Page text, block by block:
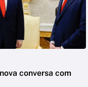
conversa com